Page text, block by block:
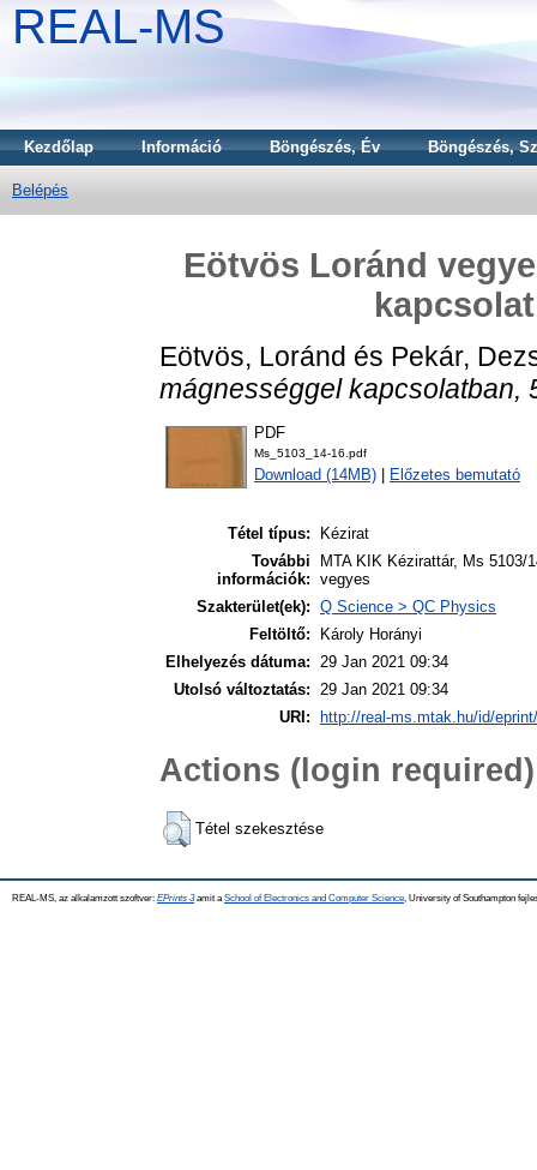
REAL-MS
Kezdőlap Információ Böngészés, Év Böngészés,
Belépés
Eötvös Loránd
Eötvös, Loránd és Pekár,
mágnességgel kapcsolatban,
PDF
Ms_5103_14-16.pdf
Download (14MB) Előzetes bemutató
Tétel típus:
Kézirat
További
információk:
MTA KIK Kézirattár, Ms
vegyes
Szakterület(ek): Q Science > QC Physics
Feltöltő:
Károly Horányi
Elhelyezés dátuma: 29 Jan 2021 09:34
Utolsó változtatás: 29 Jan 2021 09:34
URI:
http://real-ms.mtak.hu/id/
Actions (login required)
Tétel szekesztése
REAL-MS, az alkalamzott szoftver: EPrints 3amit a School of Electronics and Computer Science , University of Southampton